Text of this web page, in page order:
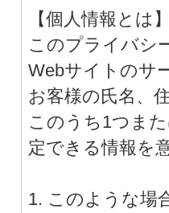
【個人情報とは
このプライバシ
Webサイトのサ
お客様の氏名、
このうち1つま
定できる情報を
1. このような場